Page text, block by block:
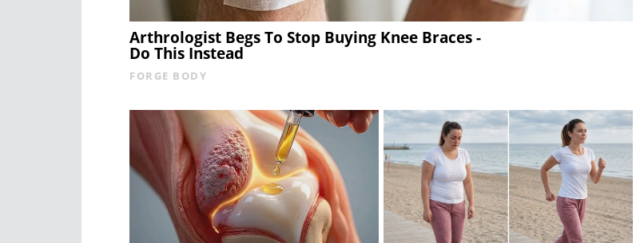
Arthrologist Begs To Stop Buying Knee Braces -
Do This Instead
FORGE BODY